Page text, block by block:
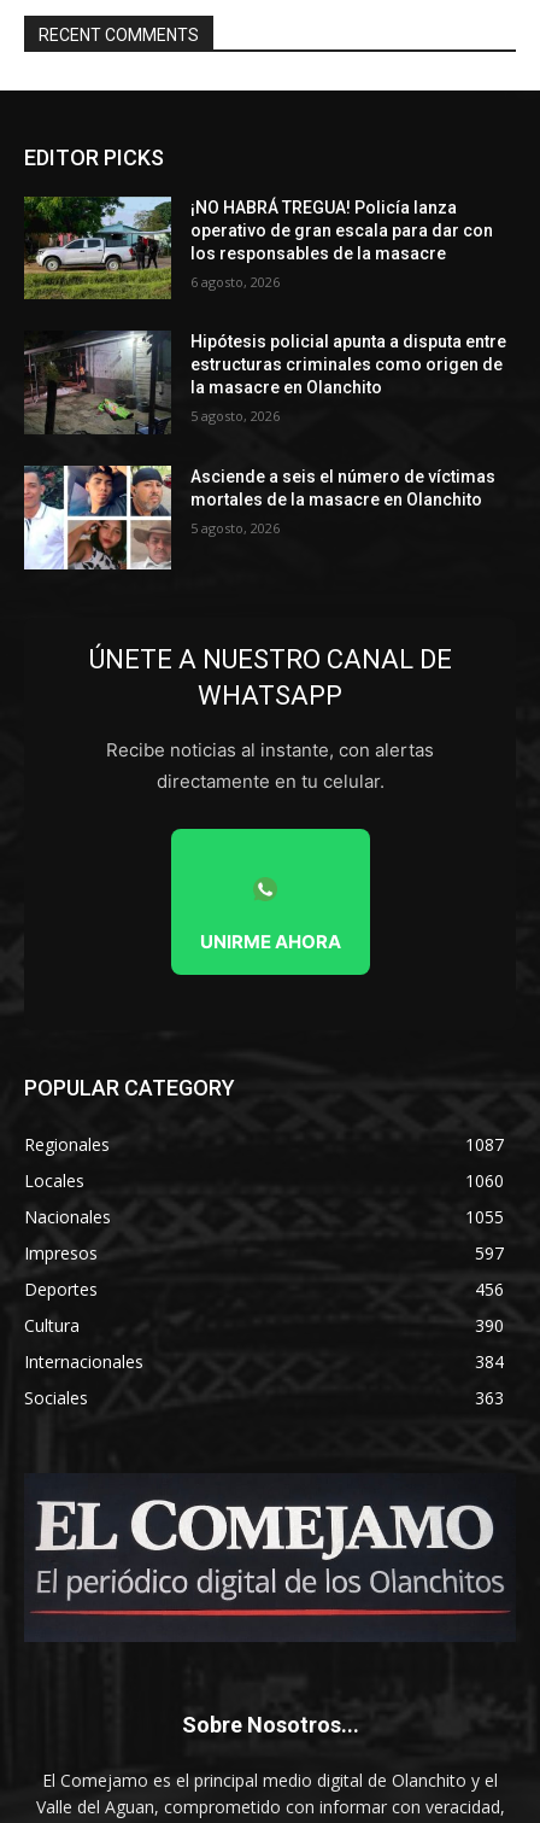
RECENT COMMENTS
EDITOR PICKS
¡NO HABRÁ TREGUA! Policía lanza
operativo de gran escala para dar con
los responsables de la masacre
6 agosto, 2026
Hipótesis policial apunta a disputa entre
estructuras criminales como origen de
la masacre en Olanchito
5 agosto, 2026
Asciende a seis el número de víctimas
mortales de la masacre en Olanchito
5 agosto, 2026
ÚNETE A NUESTRO CANAL DE
WHATSAPP
Recibe noticias al instante, con alertas
directamente en tu celular.
UNIRME AHORA
POPULAR CATEGORY
Regionales
1087
Locales
1060
Nacionales
1055
Impresos
597
Deportes
456
Cultura
390
Internacionales
384
Sociales
363
Sobre Nosotros...
El Comejamo es el principal medio digital de Olanchito y el
Valle del Aguan, comprometido con informar con veracidad,